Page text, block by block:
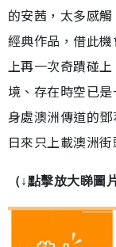
的安茜，太多感
經典作品，借此
上再一次奇蹟碰
境、存在時空已
身處澳洲傳道的
日來只上載澳洲
（↓點擊放大睇圖